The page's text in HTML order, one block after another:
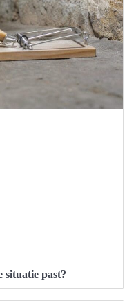
situatie past?